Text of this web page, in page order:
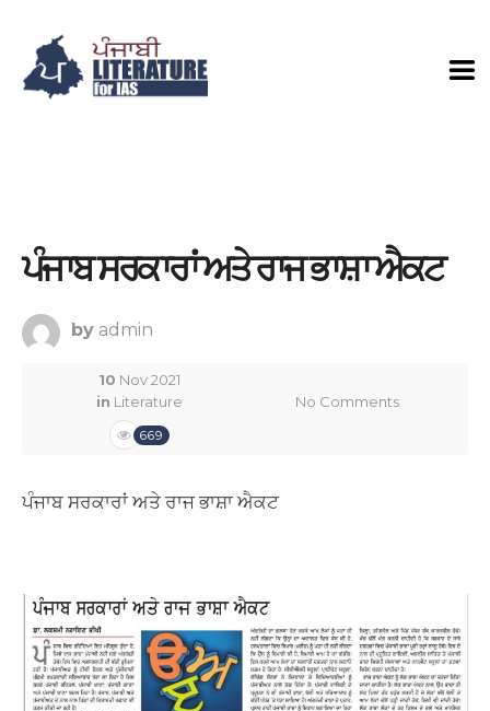
ਪੰਜਾਬ ਸਰਕਾਰਾਂ ਅਤੇ ਰਾਜ ਭਾਸ਼ਾ ਐਕਟ
by admin
10 Nov 2021
in Literature No Comments
669
ਪੰਜਾਬ ਸਰਕਾਰਾਂ ਅਤੇ ਰਾਜ ਭਾਸ਼ਾ ਐਕਟ